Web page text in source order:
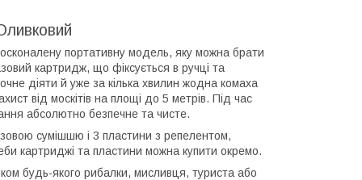
портативну модель, яку можна брати
картридж, що фіксується в ручці та
діяти й уже за кілька хвилин жодна комаха
від москітів на площі до 5 метрів. Під час
абсолютно безпечне та чисте.
сумішшю і 3 пластини з репелентом,
картриджі та пластини можна купити окремо.
будь-якого рибалки, мисливця, туриста або